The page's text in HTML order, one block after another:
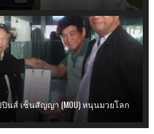
นส์ เซ็นสัญญา (MOU) หนุนมวยโลก